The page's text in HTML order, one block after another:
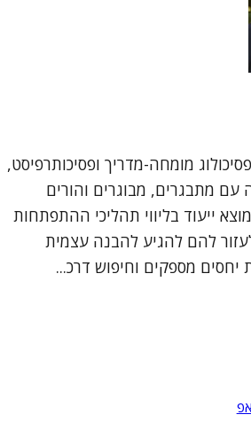
מומחה-מדריך ופסיכותרפיסט,
עם מתבגרים, מבוגרים והורים
ייעוד בליווי תהליכי ההתפתחות
להם להגיע להבנה עצמית
יחסים מספקים וחיפוש דרכ...